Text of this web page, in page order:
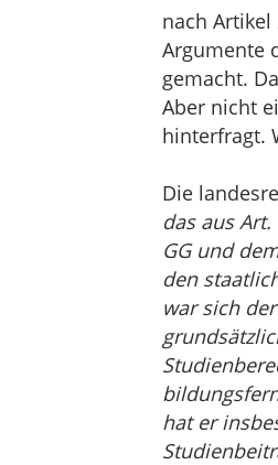
nach
Argumente
gemacht.
Aber nicht
hinterfragt.
Die
das aus
GG und
den
war sich
hat er